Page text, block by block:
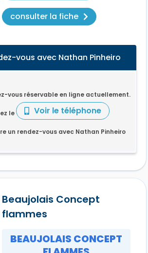
consulter la fiche
vous avec Nathan Pinheiro
vous réservable en ligne actuellement.
le Voir le téléphone
un rendez-vous avec Nathan Pinheiro
Beaujolais Concept
flammes
BEAUJOLAIS CONCEPT